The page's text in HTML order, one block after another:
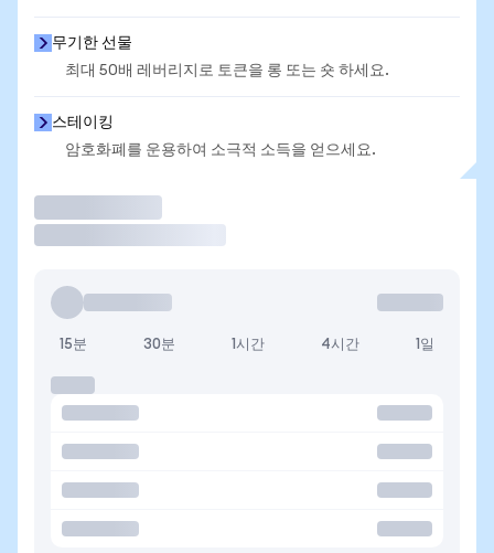
무기한 선물
최대 50배 레버리지로 토큰을 롱 또는 숏 하세요.
스테이킹
암호화폐를 운용하여 소극적 소득을 얻으세요.
15분 30분 1시간 4시간 1일